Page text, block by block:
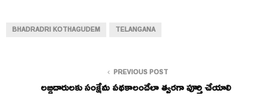
BHADRADRI KOTHAGUDEM TELANGANA
PREVIOUS POST
లబ్ధిదారులకు సంక్షేమ పథకాలందేలా త్వరగా పూర్తి చేయాలి